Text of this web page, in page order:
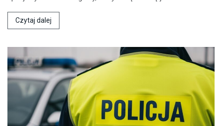
Czytaj dalej